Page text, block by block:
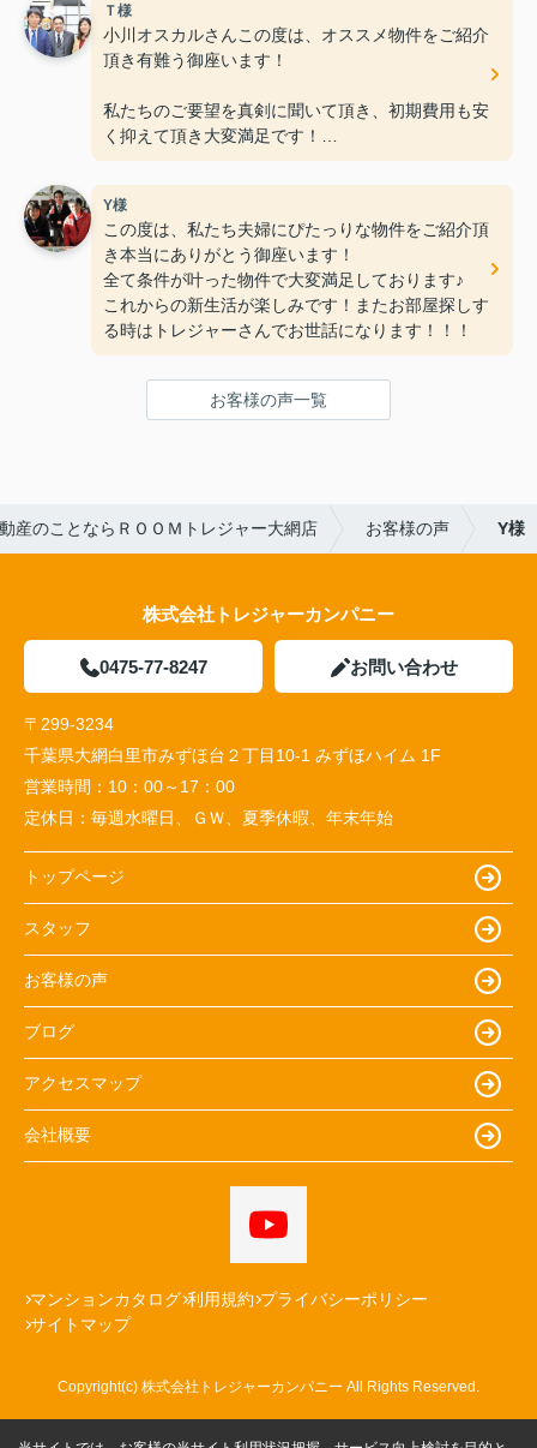
Ｔ様
小川オスカルさんこの度は、オススメ物件をご紹介
頂き有難う御座います！
私たちのご要望を真剣に聞いて頂き、初期費用も安
く抑えて頂き大変満足です！
何社か不動産会社に行きましたが、ＲＯＯＭトレジ
ャー大網店さんの親切丁寧な接客
が一番良く、こんなに早く素敵なお部屋に巡り合え
ると思いませんでした。（笑）
これからもお仕事頑張って下さい！！
Y様
この度は、私たち夫婦にぴたっりな物件をご紹介頂
き本当にありがとう御座います！
全て条件が叶った物件で大変満足しております♪
これからの新生活が楽しみです！またお部屋探しす
る時はトレジャーさんでお世話になります！！！
お客様の声一覧
産のことならＲＯＯＭトレジャー大網店 お客様の声 Y様
株式会社トレジャーカンパニー
0475-77-8247 お問い合わせ
〒299-3234
千葉県大網白里市みずほ台２丁目10-1 みずほハイム 1F
営業時間： 10：00～17：00
定休日： 毎週水曜日、ＧＷ、夏季休暇、年末年始
トップページ
スタッフ
お客様の声
ブログ
アクセスマップ
会社概要
マンションカタログ 利用規約 プライバシーポリシー
サイトマップ
Copyright(c) 株式会社トレジャーカンパニー All Rights Reserved.